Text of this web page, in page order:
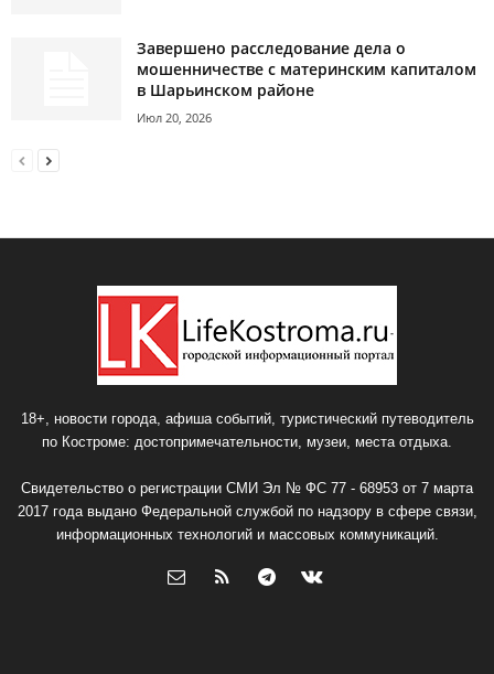
Завершено расследование дела о
мошенничестве с материнским капиталом
в Шарьинском районе
Июл 20, 2026
18+, новости города, афиша событий, туристический путеводитель
по Костроме: достопримечательности, музеи, места отдыха.
Свидетельство о регистрации СМИ Эл № ФС 77 - 68953 от 7 марта
2017 года выдано Федеральной службой по надзору в сфере связи,
информационных технологий и массовых коммуникаций.